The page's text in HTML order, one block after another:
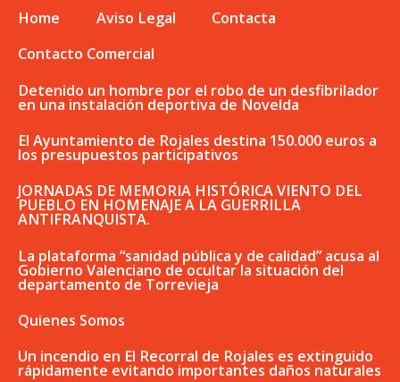
Home Aviso Legal
Contacta
Contacto Comercial
Detenido un hombre por el robo de un desfibrilador
en una instalación deportiva de Novelda
El Ayuntamiento de Rojales destina 150.000 euros a
los presupuestos participativos
JORNADAS DE MEMORIA HISTÓRICA VIENTO DEL
PUEBLO EN HOMENAJE A LA GUERRILLA
ANTIFRANQUISTA.
La plataforma “sanidad pública y de calidad” acusa al
Gobierno Valenciano de ocultar la situación del
departamento de Torrevieja
Quienes Somos
Un incendio en El Recorral de Rojales es extinguido
rápidamente evitando importantes daños naturales